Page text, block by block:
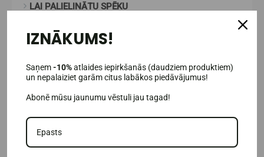
LAI PALIELINĀTU SPĒKU
IZTURĪBAI
VESELĪBAS PIEDEVAS
Geineri un ogļhidrāti
Pirms treniņa produkti
IZNĀKUMS!
Saņem-10%atlaides iepirkšanās (daudziem produktiem)
un nepalaiziet garām citus labākos piedāvājumus!
Abonē mūsu jaunumu vēstuli jau tagad!